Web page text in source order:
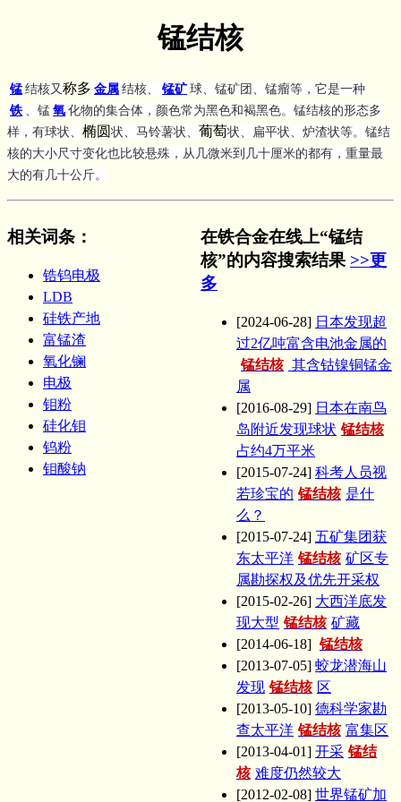
锰结核
锰结核又称多 金属结核、 锰矿球、锰矿团、锰瘤等，它是一种
铁
、锰氧化物的集合体，颜色常为黑色和褐黑色。锰结核的形态多
样，有球状、 椭圆状、马铃薯状、 葡萄状、扁平状、炉渣状等。锰结
核的大小尺寸变化也比较悬殊，从几微米到几十厘米的都有，重量最
大的有几十公斤。
相关词条 ：
锆钨电极
LDB
硅铁产地
富锰渣
氧化镧
电极
钼粉
硅化钼
钨粉
钼酸钠
在铁合金在线上“锰结
核”的内容搜索结果 >>更
多
[2024-06-28] 日本发现超
过2亿吨富含电池金属的
锰结核 其含钴镍铜锰金
属
[2016-08-29] 日本在南鸟
岛附近发现球状 锰结核
占约4万平米
[2015-07-24] 科考人员视
若珍宝的 锰结核 是什
么？
[2015-07-24] 五矿集团获
东太平洋 锰结核 矿区专
属勘探权及优先开采权
[2015-02-26] 大西洋底发
现大型 锰结核 矿藏
[2014-06-18] 锰结核
[2013-07-05] 蛟龙潜海山
发现 锰结核 区
[2013-05-10] 德科学家勘
查太平洋 锰结核 富集区
[2013-04-01] 开采 锰结
核 难度仍然较大
[2012-02-08] 世界锰矿加